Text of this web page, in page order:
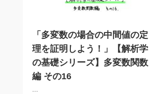
「多変数の場合の中間値の定
理を証明しよう！」【解析学
の基礎シリーズ】多変数関数
編 その16
...